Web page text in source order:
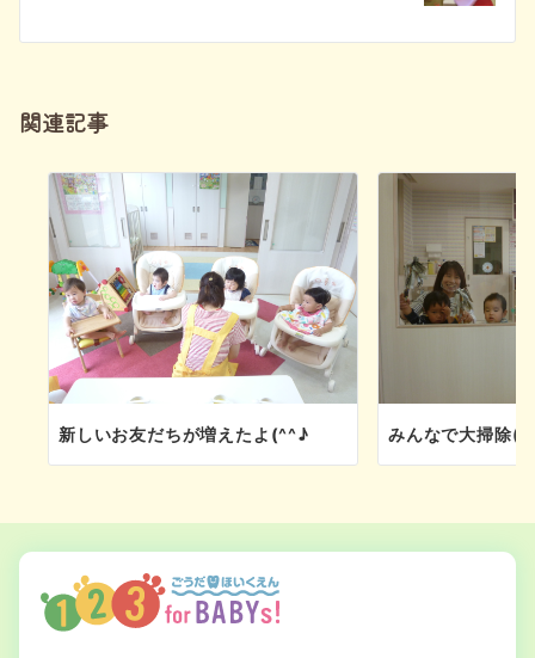
シ
関連記事
新しいお友だちが増えたよ(^^♪ みんなで大掃除